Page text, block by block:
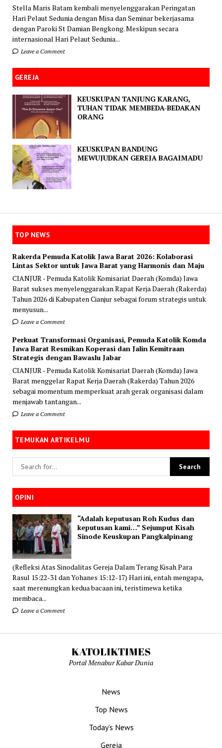
Stella Maris Batam kembali menyelenggarakan Peringatan
Hari Pelaut Sedunia dengan Misa dan Seminar bekerjasama
dengan Paroki St Damian Bengkong. Meskipun secara
internasional Hari Pelaut Sedunia...
Leave a Comment
GEREJA
KEUSKUPAN TANJUNG KARANG,
TUHAN TIDAK MEMBEDA-BEDAKAN
ORANG
KEUSKUPAN BANDUNG
MEWUJUDKAN GEREJA BAGAIMADU
TOP NEWS
Rakerda Pemuda Katolik Jawa Barat 2026: Kolaborasi
Lintas Sektor untuk Jawa Barat yang Harmonis dan Maju
CIANJUR - Pemuda Katolik Komisariat Daerah (Komda) Jawa
Barat sukses menyelenggarakan Rapat Kerja Daerah (Rakerda)
Tahun 2026 di Kabupaten Cianjur sebagai forum strategis untuk
menyusun...
Leave a Comment
Perkuat Transformasi Organisasi, Pemuda Katolik Komda
Jawa Barat Resmikan Koperasi dan Jalin Kemitraan
Strategis dengan Bawaslu Jabar
CIANJUR - Pemuda Katolik Komisariat Daerah (Komda) Jawa
Barat menggelar Rapat Kerja Daerah (Rakerda) Tahun 2026
sebagai momentum memperkuat arah gerak organisasi dalam
menjawab tantangan...
Leave a Comment
TEMUKAN ARTIKELMU
OPINI
“Adalah keputusan Roh Kudus dan
keputusan kami…” Sejumput Kisah
Sinode Keuskupan Pangkalpinang
(Refleksi Atas Sinodalitas Gereja Dalam Terang Kisah Para
Rasul 15:22-31 dan Yohanes 15:12-17) Hari ini, entah mengapa,
saat merenungkan kedua bacaan ini, teristimewa ketika
membaca...
Leave a Comment
KATOLIKTIMES
Portal Menabur Kabar Dunia
News
Top News
Today’s News
Gereja